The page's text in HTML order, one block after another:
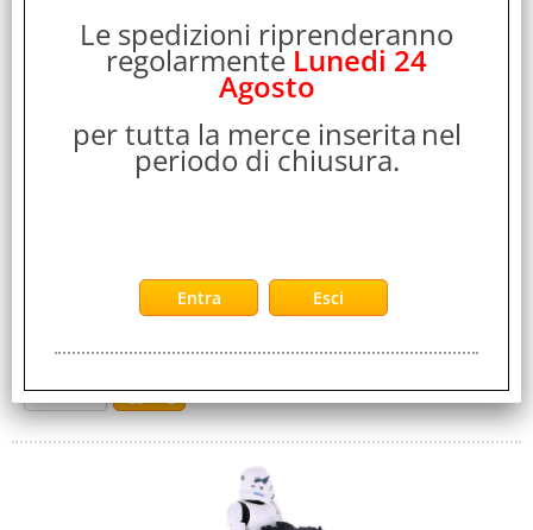
Garanzia:
Cod. Produttore:
CGCRBL300221
Le spedizioni riprenderanno
regolarmente Lunedi 24
Agosto
per tutta la merce inserita nel
periodo di chiusura.